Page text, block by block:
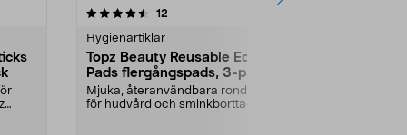
12
Hygienartiklar
Topz Beauty Reusable Eco
Pads flergångspads, 3-pack
Mjuka, återanvändbara rondeller
för hudvård och sminkborttagning.
4.5av 5 stjärnor